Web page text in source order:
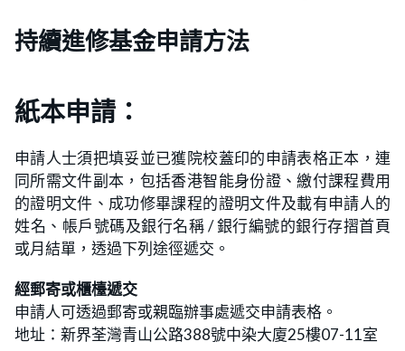
持續進修基金申請方法
紙本申請：
申請人士須把填妥並已獲院校蓋印的申請表格正本，連
同所需文件副本，包括香港智能身份證、繳付課程費用
的證明文件、成功修畢課程的證明文件及載有申請人的
姓名、帳戶號碼及銀行名稱 / 銀行編號的銀行存摺首頁
或月結單，透過下列途徑遞交。
經郵寄或櫃檯遞交
申請人可透過郵寄或親臨辦事處遞交申請表格。
地址：新界荃灣青山公路388號中染大廈25樓07-11室